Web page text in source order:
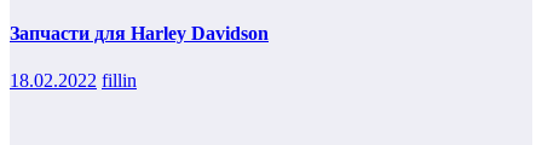
Запчасти для Harley Davidson
18.02.2022 fillin